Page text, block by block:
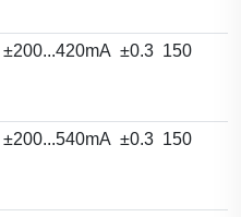
±200...420mA ±0.3 150
±200...540mA ±0.3 150